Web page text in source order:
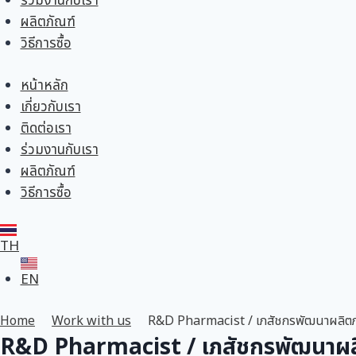
ผลิตภัณฑ์
วิธีการซื้อ
หน้าหลัก
เกี่ยวกับเรา
ติดต่อเรา
ร่วมงานกับเรา
ผลิตภัณฑ์
วิธีการซื้อ
TH
EN
Home Work with us R&D Pharmacist / เภสัชกรพัฒนาผลิ
R&D Pharmacist / เภสัชกรพัฒนา